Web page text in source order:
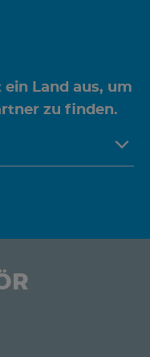
Land aus, um
zu finden.